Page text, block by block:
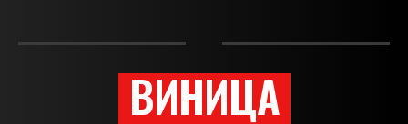
ВИНИЦА